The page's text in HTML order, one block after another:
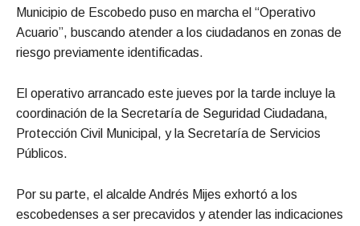
Municipio de Escobedo puso en marcha el “Operativo
Acuario”, buscando atender a los ciudadanos en zonas de
riesgo previamente identificadas.
El operativo arrancado este jueves por la tarde incluye la
coordinación de la Secretaría de Seguridad Ciudadana,
Protección Civil Municipal, y la Secretaría de Servicios
Públicos.
Por su parte, el alcalde Andrés Mijes exhortó a los
escobedenses a ser precavidos y atender las indicaciones